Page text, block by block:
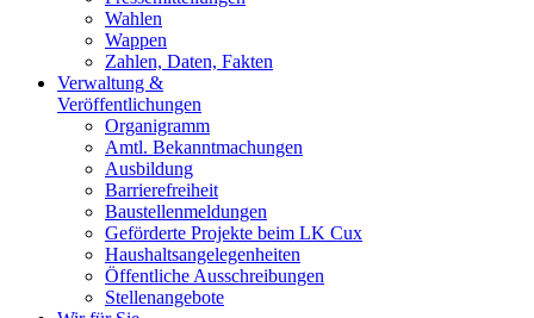
Wahlen
Wappen
Zahlen, Daten, Fakten
Verwaltung &
Veröffentlichungen
Organigramm
Amtl. Bekanntmachungen
Ausbildung
Barrierefreiheit
Baustellenmeldungen
Geförderte Projekte beim LK Cux
Haushaltsangelegenheiten
Öffentliche Ausschreibungen
Stellenangebote